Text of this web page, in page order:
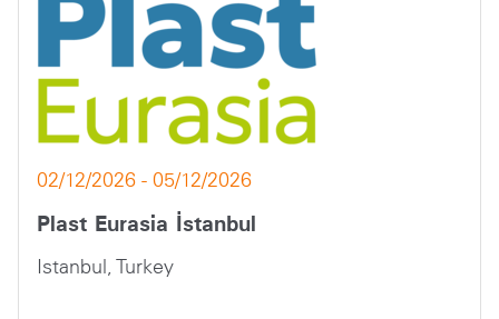
Plast Eurasia İstanbul
02/12/2026 - 05/12/2026
Istanbul, Turkey